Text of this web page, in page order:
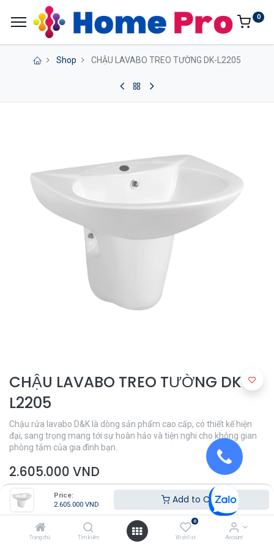
Price:
2.605.000 VND Add to Cart
Trang chủ Tìm kiếm
0
Wishlist Account
0
Shop CHẬU LAVABO TREO TƯỜNG DK-L2205
CHẬU LAVABO TREO TƯỜNG DK-
L2205
Chậu rửa lavabo D&K là dòng sản phẩm cao cấp, có thiết kế hiện
đại, sang trọng mang tới sự hoàn hảo và tiện nghi cho không gian
phòng tắm của gia đình bạn.
2.605.000 VND